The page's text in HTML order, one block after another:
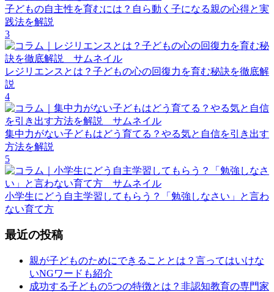
子どもの自主性を育むには？自ら動く子になる親の心得と実
践法を解説
3
レジリエンスとは？子どもの心の回復力を育む秘訣を徹底解
説
4
集中力がない子どもはどう育てる？やる気と自信を引き出す
方法を解説
5
小学生にどう自主学習してもらう？「勉強しなさい」と言わ
ない育て方
最近の投稿
親が子どものためにできることとは？言ってはいけな
いNGワードも紹介
成功する子どもの5つの特徴とは？非認知教育の専門家